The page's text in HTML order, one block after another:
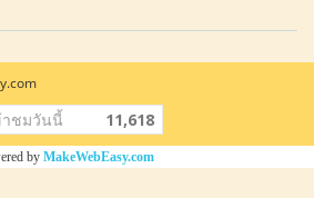
าชมวันนี้ 11,618
by MakeWebEasy.com